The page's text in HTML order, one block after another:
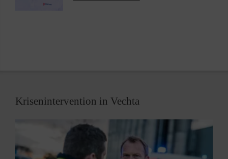
Kirchstr. 10, 49456 Bakum
08.07.2025 von 16:00 - 20:00 Uhr Pfarrheim Bakum,
disponiert und kann nur von einer Ärztin oder einem
Krisenintervention in Vechta